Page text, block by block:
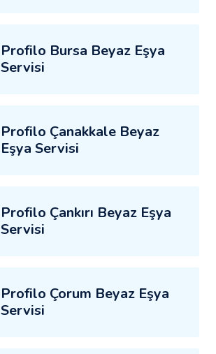
Profilo Bursa Beyaz Eşya
Servisi
Profilo Çanakkale Beyaz
Eşya Servisi
Profilo Çankırı Beyaz Eşya
Servisi
Profilo Çorum Beyaz Eşya
Servisi